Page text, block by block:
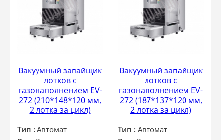
Вакуумный запайщик
лотков с
газонаполнением EV-
272 (210*148*120 мм,
2 лотка за цикл)
Тип : Автомат
Вакуумный запайщик
лотков с
газонаполнением EV-
272 (187*137*120 мм,
2 лотка за цикл)
Тип : Автомат